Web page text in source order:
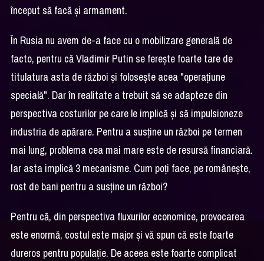
început să facă şi armament.
În Rusia nu avem de-a face cu o mobilizare generală de
facto, pentru că Vladimir Putin se fereşte foarte tare de
titulatura asta de război şi foloseşte acea "operaţiune
specială". Dar în realitate a trebuit să se adapteze din
perspectiva costurilor pe care le implică şi să impulsioneze
industria de apărare. Pentru a susţine un război pe termen
mai lung, problema cea mai mare este de resursă financiară.
Iar asta implică 3 mecanisme. Cum poţi face, pe româneşte,
rost de bani pentru a susţine un război?
Pentru că, din perspectiva fluxurilor economice, provocarea
este enormă, costul este major şi vă spun că este foarte
dureros pentru populaţie. De aceea este foarte complicat